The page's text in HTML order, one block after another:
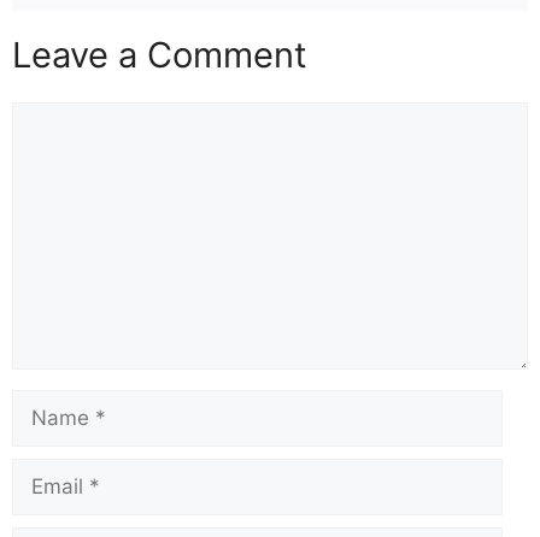
Leave a Comment